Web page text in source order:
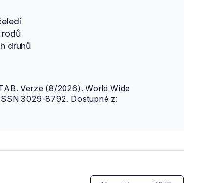
rodů
druhů
Verze (8/2026). World Wide
3029-8792. Dostupné z: